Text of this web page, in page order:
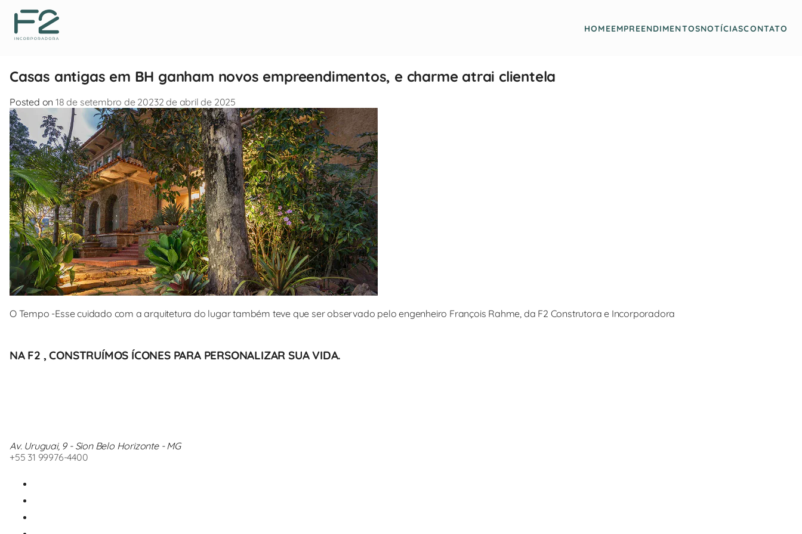
HOMEEMPREENDIMENTOSNOTÍCIASCONTATO
Casas antigas em BH ganham novos empreendimentos, e charme atrai clientela
Posted on18 de setembro de 20232 de abril de 2025
O Tempo -Esse cuidado com a arquitetura do lugar também teve que ser observado pelo engenheiro François Rahme, da F2 Construtora e Incorporadora
NA F2 , CONSTRUÍMOS ÍCONES PARA PERSONALIZAR SUA VIDA.
Av. Uruguai, 9 - Sion Belo Horizonte - MG
+55 31 99976-4400